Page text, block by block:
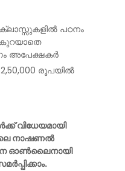
പഠനം
അപേക്ഷകർ
രൂപയിൽ
വിധേയമായി
ലെ നാഷണൽ
ഓൺലൈനായി